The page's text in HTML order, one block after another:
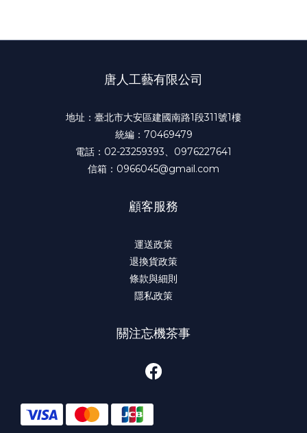
唐人工藝有限公司
地址：臺北市大安區建國南路1段311號1樓
統編：70469479
電話：02-23259393、0976227641
信箱：0966045@gmail.com
顧客服務
運送政策
退換貨政策
條款與細則
隱私政策
關注忘機茶事